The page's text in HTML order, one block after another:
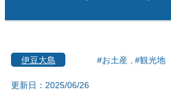
伊豆大島 #お土産 #観光地
更新日：2025/06/26